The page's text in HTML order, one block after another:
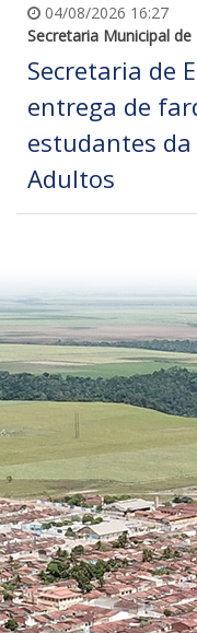
04/08/2026 16:27
Secretaria Municipal de
Secretaria de
entrega de
estudantes da
Adultos